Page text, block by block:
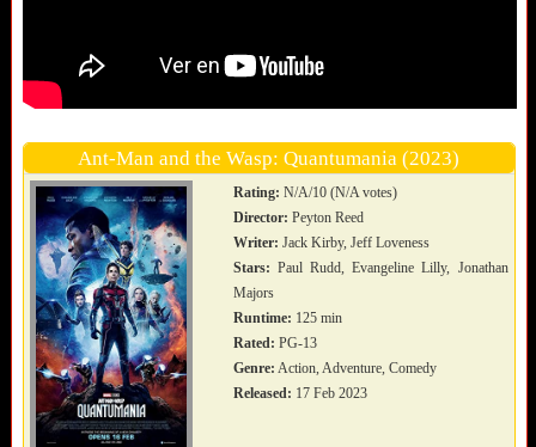
Ant-Man and the Wasp: Quantumania (2023)
Rating: N/A/10 (N/A votes)
Director: Peyton Reed
Writer: Jack Kirby, Jeff Loveness
Stars: Paul Rudd, Evangeline Lilly, Jonathan
Majors
Runtime: 125 min
Rated: PG-13
Genre: Action, Adventure, Comedy
Released: 17 Feb 2023